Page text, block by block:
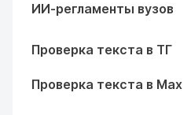
ИИ-регламенты вузов
Проверка текста в ТГ
Проверка текста в Max